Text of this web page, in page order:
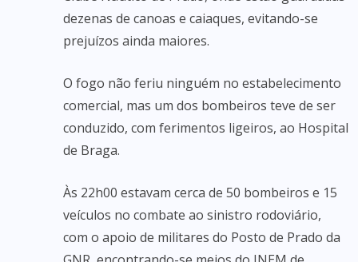
dezenas de canoas e caiaques, evitando-se
prejuízos ainda maiores.
O fogo não feriu ninguém no estabelecimento
comercial, mas um dos bombeiros teve de ser
conduzido, com ferimentos ligeiros, ao Hospital
de Braga.
Às 22h00 estavam cerca de 50 bombeiros e 15
veículos no combate ao sinistro rodoviário,
com o apoio de militares do Posto de Prado da